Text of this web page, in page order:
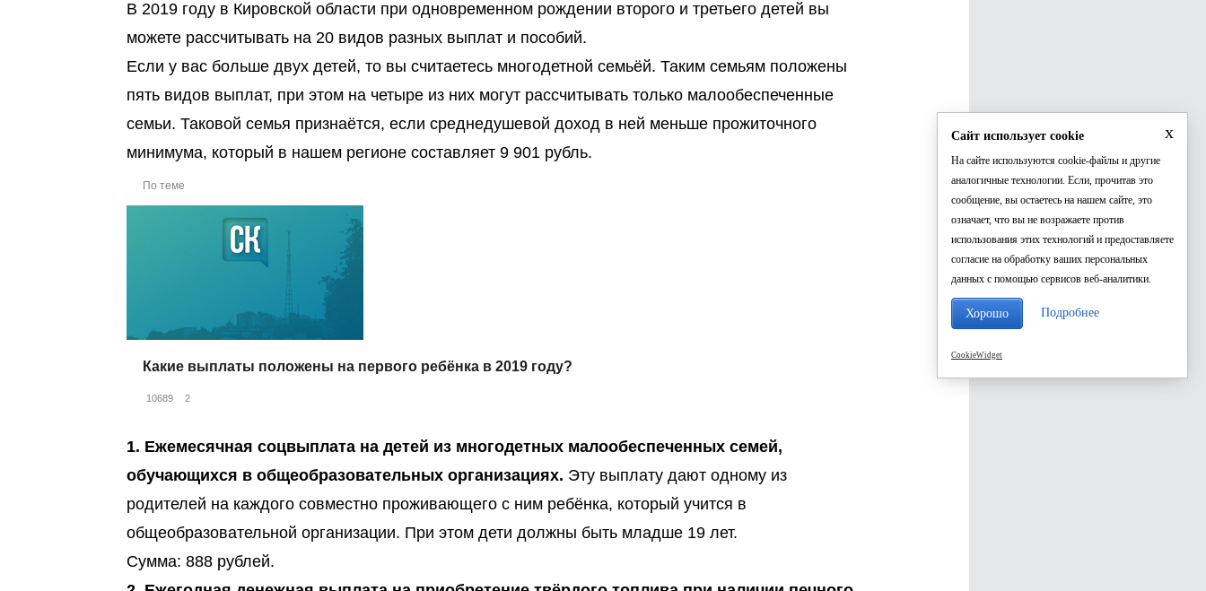
В 2019 году в Кировской области при одновременном рождении второго и третьего детей вы
можете рассчитывать на 20 видов разных выплат и пособий.
Если у вас больше двух детей, то вы считаетесь многодетной семьёй. Таким семьям положены
пять видов выплат, при этом на четыре из них могут рассчитывать только малообеспеченные
семьи. Таковой семья признаётся, если среднедушевой доход в ней меньше прожиточного
минимума, который в нашем регионе составляет 9 901 рубль.
По теме
Какие выплаты положены на первого ребёнка в 2019 году?
10689 2
1. Ежемесячная соцвыплата на детей из многодетных малообеспеченных семей,
обучающихся в общеобразовательных организациях. Эту выплату дают одному из
родителей на каждого совместно проживающего с ним ребёнка, который учится в
общеобразовательной организации. При этом дети должны быть младше 19 лет.
Сумма: 888 рублей.
x
Сайт использует cookie
На сайте используются cookie-файлы и другие
аналогичные технологии. Если, прочитав это
сообщение, вы остаетесь на нашем сайте, это
означает, что вы не возражаете против
использования этих технологий и предоставляете
согласие на обработку ваших персональных
данных с помощью сервисов веб-аналитики.
Хорошо Подробнее
CookieWidget